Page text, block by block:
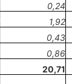
0,24
1,92
0,43
0,86
20,71